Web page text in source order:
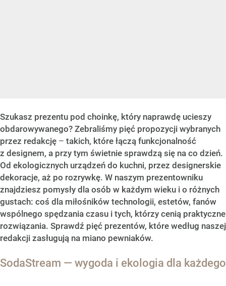
Szukasz prezentu pod choinkę, który naprawdę ucieszy
obdarowywanego? Zebraliśmy pięć propozycji wybranych
przez redakcję – takich, które łączą funkcjonalność
z designem, a przy tym świetnie sprawdzą się na co dzień.
Od ekologicznych urządzeń do kuchni, przez designerskie
dekoracje, aż po rozrywkę. W naszym prezentowniku
znajdziesz pomysły dla osób w każdym wieku i o różnych
gustach: coś dla miłośników technologii, estetów, fanów
wspólnego spędzania czasu i tych, którzy cenią praktyczne
rozwiązania. Sprawdź pięć prezentów, które według naszej
redakcji zasługują na miano pewniaków.
SodaStream — wygoda i ekologia dla każdego